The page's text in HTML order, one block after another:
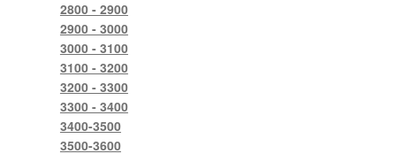
2800 - 2900
2900 - 3000
3000 - 3100
3100 - 3200
3200 - 3300
3300 - 3400
3400-3500
3500-3600